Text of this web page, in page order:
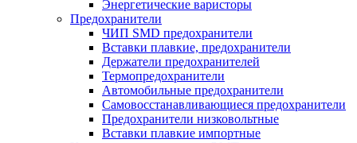
Энергетические варисторы
Предохранители
ЧИП SMD предохранители
Вставки плавкие, предохранители
Держатели предохранителей
Термопредохранители
Автомобильные предохранители
Самовосстанавливающиеся предохранители
Предохранители низковольтные
Вставки плавкие импортные